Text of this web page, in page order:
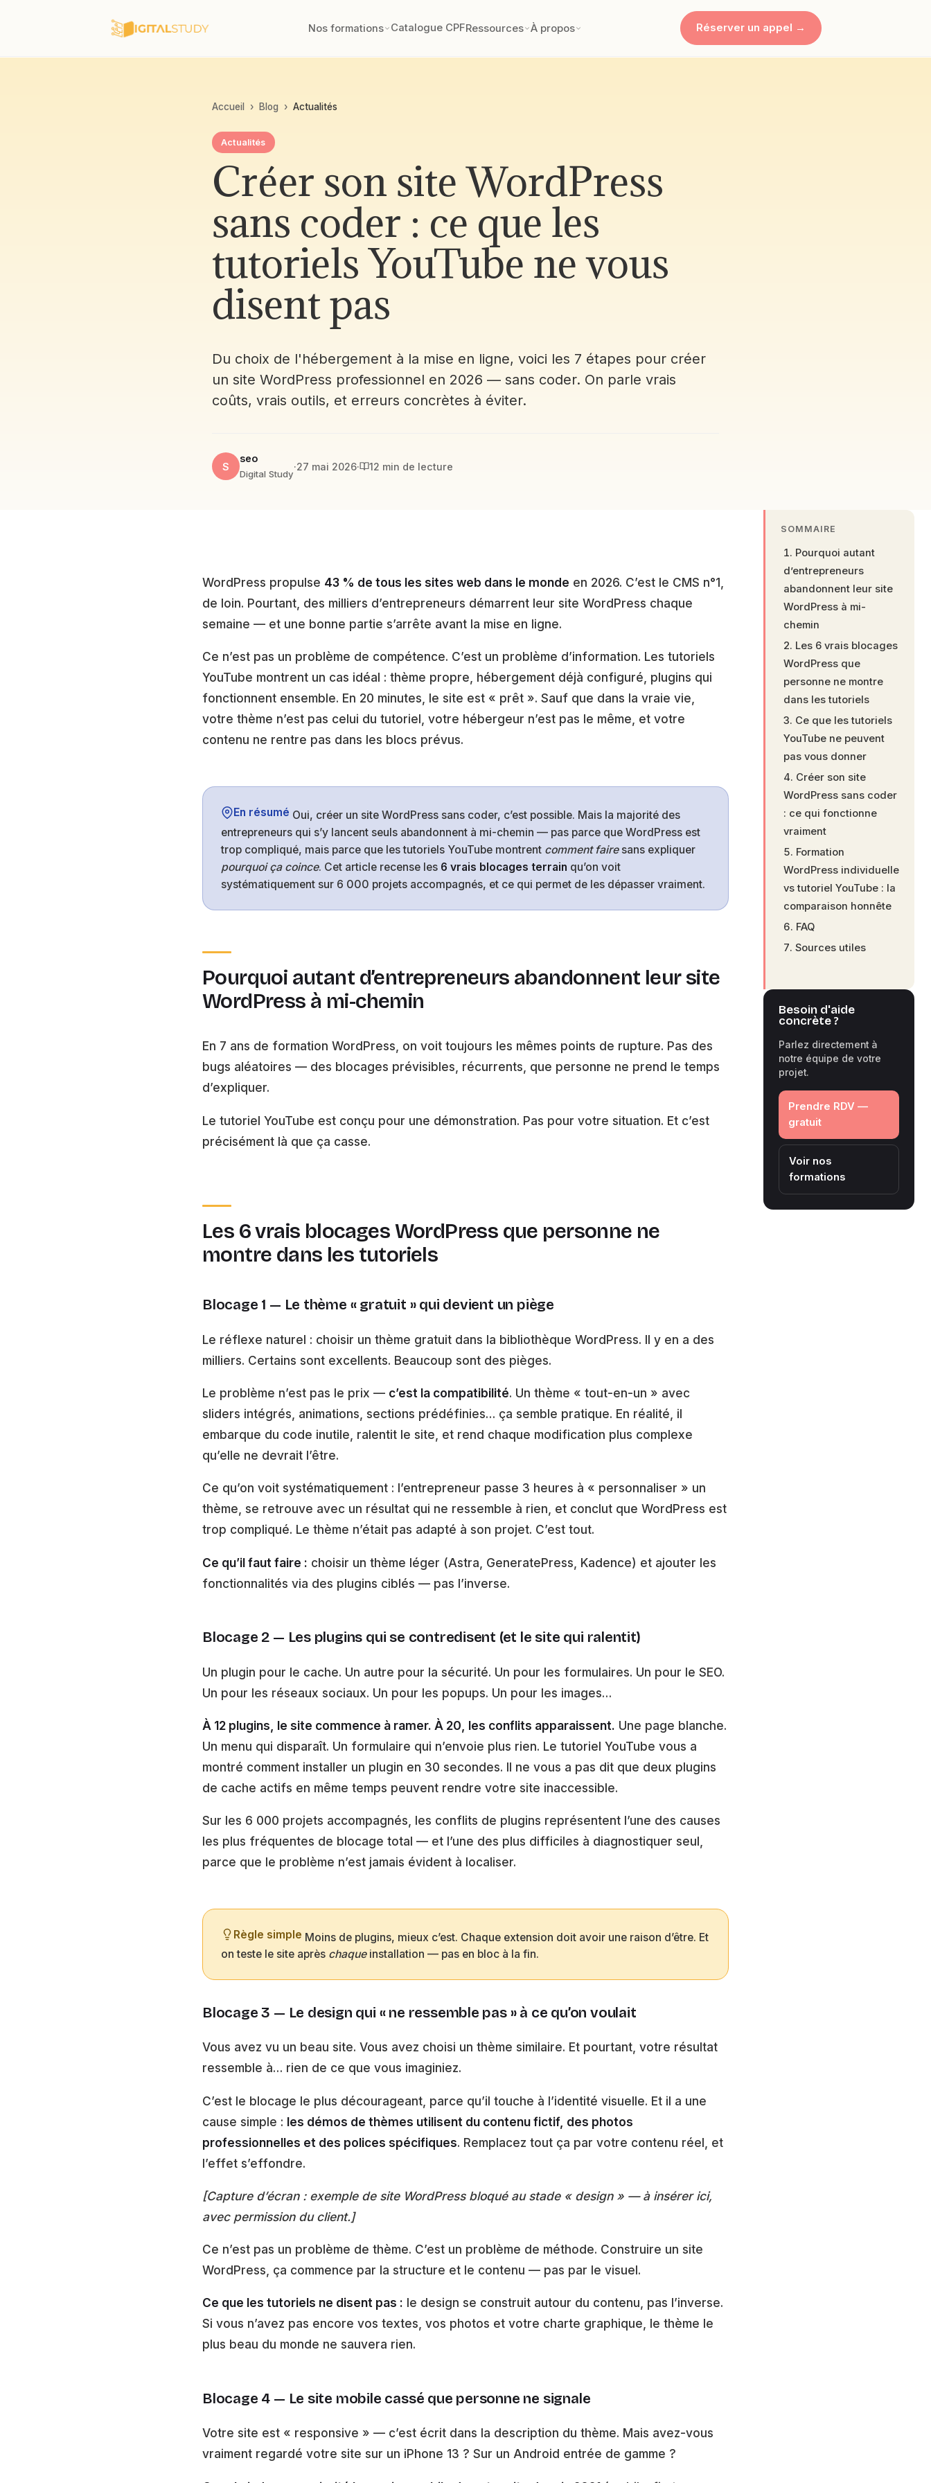
Nos formations Catalogue CPFRessources À propos Réserver un appel →
Accueil › Blog › Actualités
Actualités
Créer son site WordPress
sans coder : ce que les
tutoriels YouTube ne vous
disent pas
Du choix de l'hébergement à la mise en ligne, voici les 7 étapes pour créer
un site WordPress professionnel en 2026 — sans coder. On parle vrais
coûts, vrais outils, et erreurs concrètes à éviter.
S
seo
Digital Study
·27 mai 2026· 12 min de lecture
WordPress propulse 43 % de tous les sites web dans le monde en 2026. C’est le CMS n°1,
de loin. Pourtant, des milliers d’entrepreneurs démarrent leur site WordPress chaque
semaine — et une bonne partie s’arrête avant la mise en ligne.
Ce n’est pas un problème de compétence. C’est un problème d’information. Les tutoriels
YouTube montrent un cas idéal : thème propre, hébergement déjà configuré, plugins qui
fonctionnent ensemble. En 20 minutes, le site est « prêt ». Sauf que dans la vraie vie,
votre thème n’est pas celui du tutoriel, votre hébergeur n’est pas le même, et votre
contenu ne rentre pas dans les blocs prévus.
En résumé Oui, créer un site WordPress sans coder, c’est possible. Mais la majorité des
entrepreneurs qui s’y lancent seuls abandonnent à mi-chemin — pas parce que WordPress est
trop compliqué, mais parce que les tutoriels YouTube montrent comment fairesans expliquer
pourquoi ça coince. Cet article recense les 6 vrais blocages terrain qu’on voit
systématiquement sur 6 000 projets accompagnés, et ce qui permet de les dépasser vraiment.
Pourquoi autant d’entrepreneurs abandonnent leur site
WordPress à mi-chemin
En 7 ans de formation WordPress, on voit toujours les mêmes points de rupture. Pas des
bugs aléatoires — des blocages prévisibles, récurrents, que personne ne prend le temps
d’expliquer.
Le tutoriel YouTube est conçu pour une démonstration. Pas pour votre situation. Et c’est
précisément là que ça casse.
Les 6 vrais blocages WordPress que personne ne
montre dans les tutoriels
Blocage 1 — Le thème « gratuit » qui devient un piège
Le réflexe naturel : choisir un thème gratuit dans la bibliothèque WordPress. Il y en a des
milliers. Certains sont excellents. Beaucoup sont des pièges.
Le problème n’est pas le prix — c’est la compatibilité. Un thème « tout-en-un » avec
sliders intégrés, animations, sections prédéfinies… ça semble pratique. En réalité, il
embarque du code inutile, ralentit le site, et rend chaque modification plus complexe
qu’elle ne devrait l’être.
Ce qu’on voit systématiquement : l’entrepreneur passe 3 heures à « personnaliser » un
thème, se retrouve avec un résultat qui ne ressemble à rien, et conclut que WordPress est
trop compliqué. Le thème n’était pas adapté à son projet. C’est tout.
Ce qu’il faut faire : choisir un thème léger (Astra, GeneratePress, Kadence) et ajouter les
fonctionnalités via des plugins ciblés — pas l’inverse.
Blocage 2 — Les plugins qui se contredisent (et le site qui ralentit)
Un plugin pour le cache. Un autre pour la sécurité. Un pour les formulaires. Un pour le SEO.
Un pour les réseaux sociaux. Un pour les popups. Un pour les images…
À 12 plugins, le site commence à ramer. À 20, les conflits apparaissent. Une page blanche.
Un menu qui disparaît. Un formulaire qui n’envoie plus rien. Le tutoriel YouTube vous a
montré comment installer un plugin en 30 secondes. Il ne vous a pas dit que deux plugins
de cache actifs en même temps peuvent rendre votre site inaccessible.
Sur les 6 000 projets accompagnés, les conflits de plugins représentent l’une des causes
les plus fréquentes de blocage total — et l’une des plus difficiles à diagnostiquer seul,
parce que le problème n’est jamais évident à localiser.
Règle simple Moins de plugins, mieux c’est. Chaque extension doit avoir une raison d’être. Et
on teste le site après chaqueinstallation — pas en bloc à la fin.
Blocage 3 — Le design qui « ne ressemble pas » à ce qu’on voulait
Vous avez vu un beau site. Vous avez choisi un thème similaire. Et pourtant, votre résultat
ressemble à… rien de ce que vous imaginiez.
C’est le blocage le plus décourageant, parce qu’il touche à l’identité visuelle. Et il a une
cause simple : les démos de thèmes utilisent du contenu fictif, des photos
professionnelles et des polices spécifiques. Remplacez tout ça par votre contenu réel, et
l’effet s’effondre.
[Capture d’écran : exemple de site WordPress bloqué au stade « design » — à insérer ici,
avec permission du client.]
Ce n’est pas un problème de thème. C’est un problème de méthode. Construire un site
WordPress, ça commence par la structure et le contenu — pas par le visuel.
Ce que les tutoriels ne disent pas : le design se construit autour du contenu, pas l’inverse.
Si vous n’avez pas encore vos textes, vos photos et votre charte graphique, le thème le
plus beau du monde ne sauvera rien.
Blocage 4 — Le site mobile cassé que personne ne signale
Votre site est « responsive » — c’est écrit dans la description du thème. Mais avez-vous
vraiment regardé votre site sur un iPhone 13 ? Sur un Android entrée de gamme ?
SOMMAIRE
Pourquoi autant
d’entrepreneurs
abandonnent leur site
WordPress à mi-
chemin
Les 6 vrais blocages
WordPress que
personne ne montre
dans les tutoriels
Ce que les tutoriels
YouTube ne peuvent
pas vous donner
Créer son site
WordPress sans coder
: ce qui fonctionne
vraiment
Formation
WordPress individuelle
vs tutoriel YouTube : la
comparaison honnête
FAQ
Sources utiles
Besoin d'aide
concrète ?
Parlez directement à
notre équipe de votre
projet.
Prendre RDV —
gratuit
Voir nos
formations